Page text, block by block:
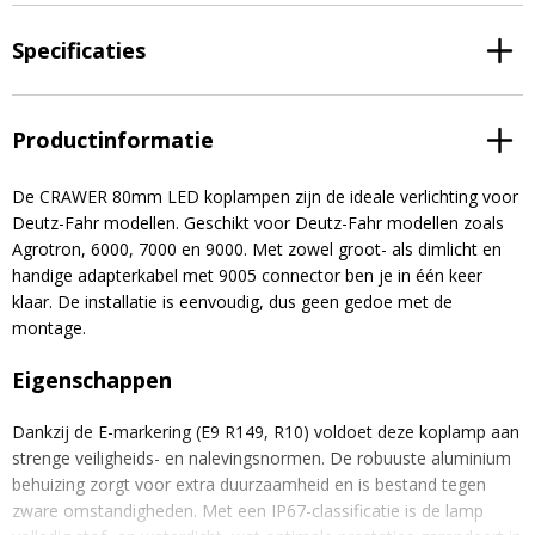
Specificaties
Productinformatie
De CRAWER 80mm LED koplampen zijn de ideale verlichting voor
Deutz-Fahr modellen. Geschikt voor Deutz-Fahr modellen zoals
Agrotron, 6000, 7000 en 9000. Met zowel groot- als dimlicht en
handige adapterkabel met 9005 connector ben je in één keer
klaar. De installatie is eenvoudig, dus geen gedoe met de
montage.
Eigenschappen
Dankzij de E-markering (E9 R149, R10) voldoet deze koplamp aan
strenge veiligheids- en nalevingsnormen. De robuuste aluminium
behuizing zorgt voor extra duurzaamheid en is bestand tegen
zware omstandigheden. Met een IP67-classificatie is de lamp